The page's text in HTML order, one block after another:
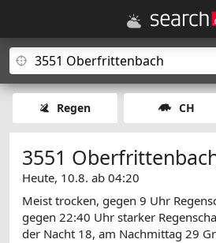
Regen CH
3551
Heute, 10.8. ab 04:20
Meist trocken, gegen 9 Uhr
gegen 22:40 Uhr starker
der Nacht 18, am Nachmittag 29